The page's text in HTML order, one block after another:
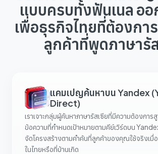
แบบครบทั้งฟันเนล อ
เพื่อธุรกิจไทยที่ต้องกา
ลูกค้าที่พูดภาษารั
แคมเปญค้นหาบน Yandex
Direct)
เราเจาะกลุ่มผู้ค้นหาภาษารัสเซียที่มีความต้องกา
ข้อความที่กำหนดเป้าหมายตามคีย์เวิร์ดบน
จัดโครงสร้างตามคำค้นที่ลูกค้าของคุณใช้จริงเมื่
ในไทยหรือที่บ้านเกิด